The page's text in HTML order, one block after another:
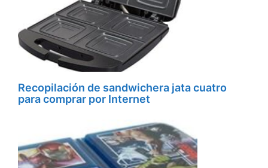
Recopilación de sandwichera jata cuatro
para comprar por Internet